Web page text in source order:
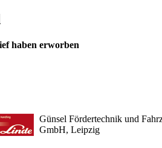
haben erworben
Günsel Fördertechnik und
GmbH, Leipzig